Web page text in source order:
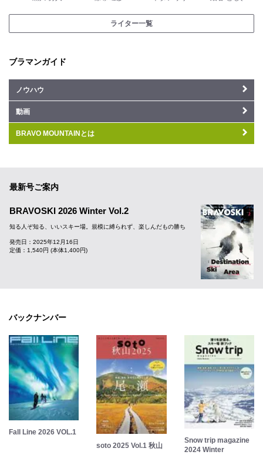
ライター一覧
ブラマンガイド
ノウハウ
動画
BRAVO MOUNTAINとは
最新号ご案内
BRAVOSKI 2026 Winter Vol.2
知る人ぞ知る、いいスキー場。規模に縛られず、楽しんだもの勝ち
発売日：2025年12月16日
定価：1,540円 (本体1,400円)
バックナンバー
Fall Line 2026 VOL.1
soto 2025 Vol.1 秋山
Snow trip magazine
2024 Winter